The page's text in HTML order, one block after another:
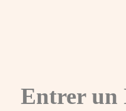
Entrer un